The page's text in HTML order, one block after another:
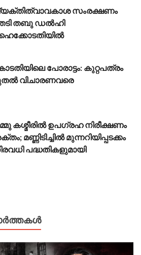
സംരക്ഷണം
തബു ഡൽഹി
പോരാട്ടം: കുറ്റപത്രം
വിചാരണവരെ
കശ്മീരിൽ ഉപഗ്രഹ നിരീക്ഷണം
മണ്ണിടിച്ചിൽ മുന്നറിയിപ്പടക്കം
പദ്ധതികളുമായി